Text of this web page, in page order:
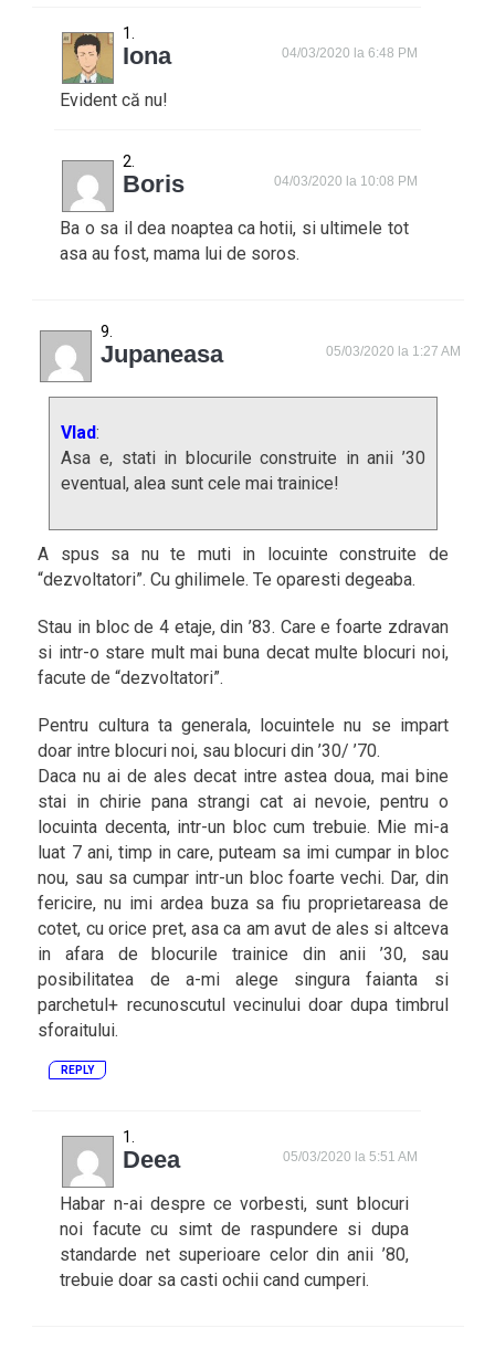
Iona 04/03/2020 la 6:48 PM
Evident că nu!
Boris 04/03/2020 la 10:08 PM
Ba o sa il dea noaptea ca hotii, si ultimele tot
asa au fost, mama lui de soros.
Jupaneasa 05/03/2020 la 1:27 AM
Vlad:
Asa e, stati in blocurile construite in anii ’30
eventual, alea sunt cele mai trainice!
A spus sa nu te muti in locuinte construite de
“dezvoltatori”. Cu ghilimele. Te oparesti degeaba.
Stau in bloc de 4 etaje, din ’83. Care e foarte zdravan
si intr-o stare mult mai buna decat multe blocuri noi,
facute de “dezvoltatori”.
Pentru cultura ta generala, locuintele nu se impart
doar intre blocuri noi, sau blocuri din ’30/ ’70.
Daca nu ai de ales decat intre astea doua, mai bine
stai in chirie pana strangi cat ai nevoie, pentru o
locuinta decenta, intr-un bloc cum trebuie. Mie mi-a
luat 7 ani, timp in care, puteam sa imi cumpar in bloc
nou, sau sa cumpar intr-un bloc foarte vechi. Dar, din
fericire, nu imi ardea buza sa fiu proprietareasa de
cotet, cu orice pret, asa ca am avut de ales si altceva
in afara de blocurile trainice din anii ’30, sau
posibilitatea de a-mi alege singura faianta si
parchetul+ recunoscutul vecinului doar dupa timbrul
sforaitului.
REPLY
Deea 05/03/2020 la 5:51 AM
Habar n-ai despre ce vorbesti, sunt blocuri
noi facute cu simt de raspundere si dupa
standarde net superioare celor din anii ’80,
trebuie doar sa casti ochii cand cumperi.